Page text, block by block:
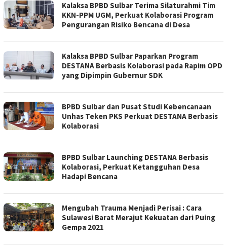
Kalaksa BPBD Sulbar Terima Silaturahmi Tim
KKN-PPM UGM, Perkuat Kolaborasi Program
Pengurangan Risiko Bencana di Desa
Kalaksa BPBD Sulbar Paparkan Program
DESTANA Berbasis Kolaborasi pada Rapim OPD
yang Dipimpin Gubernur SDK
BPBD Sulbar dan Pusat Studi Kebencanaan
Unhas Teken PKS Perkuat DESTANA Berbasis
Kolaborasi
BPBD Sulbar Launching DESTANA Berbasis
Kolaborasi, Perkuat Ketangguhan Desa
Hadapi Bencana
Mengubah Trauma Menjadi Perisai : Cara
Sulawesi Barat Merajut Kekuatan dari Puing
Gempa 2021